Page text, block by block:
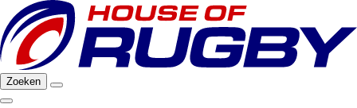
Zoeken